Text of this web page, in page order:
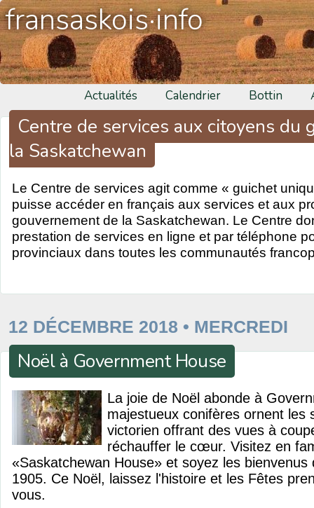
fransaskois·info
Actualités Calendrier Bottin
Centre de services aux citoyens du
la Saskatchewan
Le Centre de services agit comme « guichet
puisse accéder en français aux services et aux
gouvernement de la Saskatchewan. Le Centre
prestation de services en ligne et par téléphone
provinciaux dans toutes les communautés
12 DÉCEMBRE 2018 • MERCREDI
Noël à Government House
La joie de Noël abonde à
majestueux conifères ornent les
victorien offrant des vues à
réchauffer le cœur. Visitez en
«Saskatchewan House» et soyez les
1905. Ce Noël, laissez l'histoire et les Fêtes
vous.